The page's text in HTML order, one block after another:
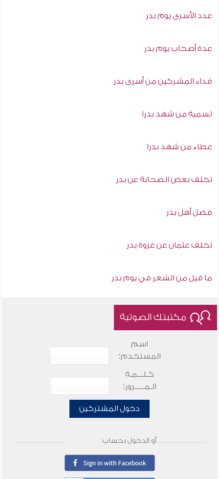
عدد الأسرى يوم بدر
عدة أصحاب يوم بدر
فداء المشركين من أسرى بدر
تسمية من شهد بدرا
عطاء من شهد بدرا
تخلف بعض الصحابة عن بدر
فضل أهل بدر
تخلف عثمان عن غزوة بدر
ما قيل من الشعر في يوم بدر
مكتبتك الصوتية
اسم
المستخدم:
كـلـــمـة
الـمـــــرور:
دخول المشتركين
أو الدخول بحساب